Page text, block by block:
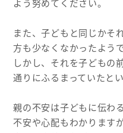
よう努めてください。
また、子どもと同じかそ
方も少なくなかったようで
しかし、それを子どもの
通りにふるまっていたと
親の不安は子どもに伝わる
不安や心配もわかります